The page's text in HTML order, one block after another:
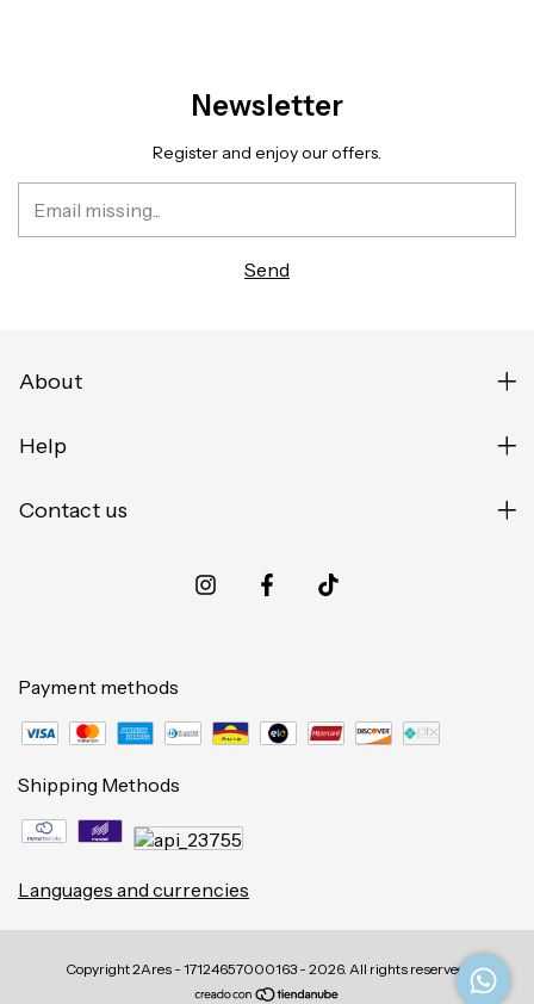
Newsletter
Register and enjoy our offers.
About
Help
Contact us
Payment methods
Shipping Methods
Languages and currencies
Copyright 2Ares - 17124657000163 - 2026. All rights reserved.